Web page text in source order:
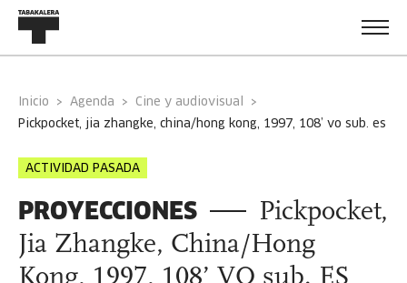
Inicio Agenda
Cine y audiovisual
pickpocket, jia zhangke, china/hong kong, 1997, 108’ vo sub. es
ACTIVIDAD PASADA
PROYECCIONES
Pickpocket,
Jia Zhangke, China/Hong